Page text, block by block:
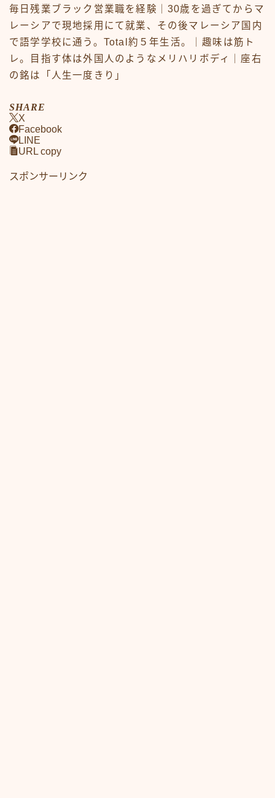
毎日残業ブラック営業職を経験｜30歳を過ぎてからマ
レーシアで現地採用にて就業、その後マレーシア国内
で語学学校に通う。Total約５年生活。｜趣味は筋ト
レ。目指す体は外国人のようなメリハリボディ｜座右
の銘は「人生一度きり」
SHARE
X
Facebook
LINE
URL copy
スポンサーリンク